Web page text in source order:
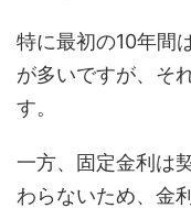
特に最初の10年間
が多いですが、そ
す。
一方、固定金利は
わらないため、金